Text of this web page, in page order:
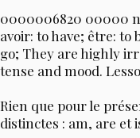
0000006820 00000
avoir: to have; être: to
go; They are highly
tense and mood.
Rien que pour le
distinctes : am, are et